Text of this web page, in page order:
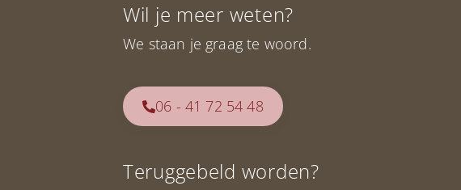
Wil je meer weten?
We staan je graag te woord.
06 - 41 72 54 48
Teruggebeld worden?